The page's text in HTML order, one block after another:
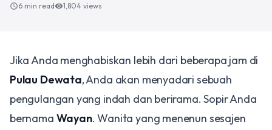
schedule6 min readvisibility1,804 views
Jika Anda menghabiskan lebih dari beberapa jam di
Pulau Dewata, Anda akan menyadari sebuah
pengulangan yang indah dan berirama. Sopir Anda
bernama Wayan. Wanita yang menenun sesajen